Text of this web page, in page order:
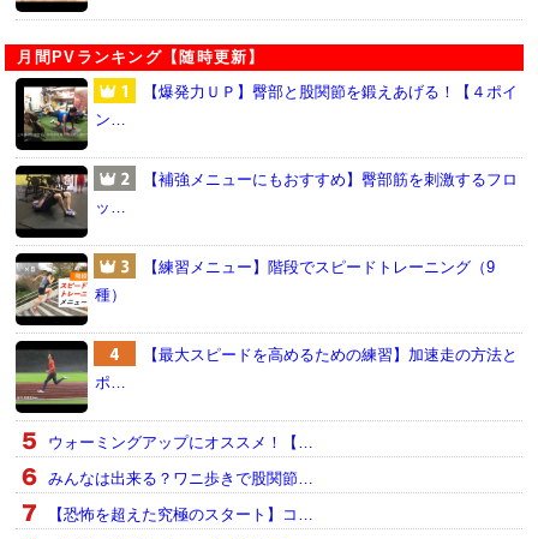
月間PVランキング【随時更新】
【爆発力ＵＰ】臀部と股関節を鍛えあげる！【４ポイ
ン…
【補強メニューにもおすすめ】臀部筋を刺激するフロ
ッ…
【練習メニュー】階段でスピードトレーニング（9
種）
【最大スピードを高めるための練習】加速走の方法と
ポ…
ウォーミングアップにオススメ！【…
みんなは出来る？ワニ歩きで股関節…
【恐怖を超えた究極のスタート】コ…